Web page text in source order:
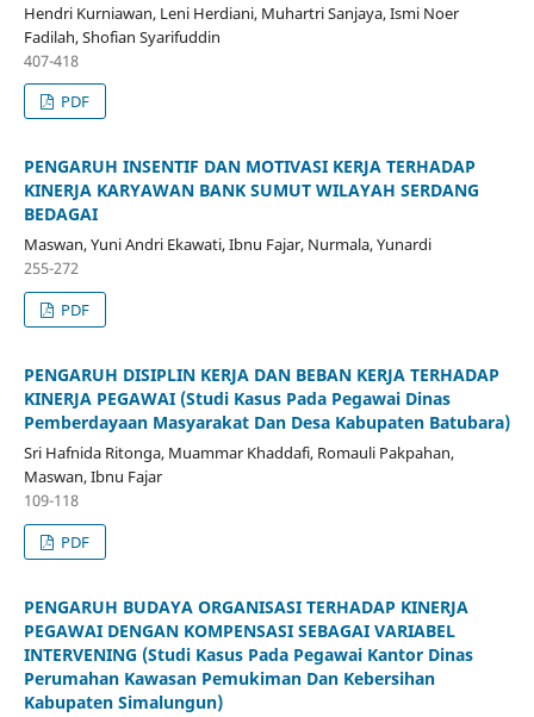
Hendri Kurniawan, Leni Herdiani, Muhartri Sanjaya, Ismi Noer
Fadilah, Shofian Syarifuddin
407-418
PDF
PENGARUH INSENTIF DAN MOTIVASI KERJA TERHADAP
KINERJA KARYAWAN BANK SUMUT WILAYAH SERDANG
BEDAGAI
Maswan, Yuni Andri Ekawati, Ibnu Fajar, Nurmala, Yunardi
255-272
PDF
PENGARUH DISIPLIN KERJA DAN BEBAN KERJA TERHADAP
KINERJA PEGAWAI (Studi Kasus Pada Pegawai Dinas
Pemberdayaan Masyarakat Dan Desa Kabupaten Batubara)
Sri Hafnida Ritonga, Muammar Khaddafi, Romauli Pakpahan,
Maswan, Ibnu Fajar
109-118
PDF
PENGARUH BUDAYA ORGANISASI TERHADAP KINERJA
PEGAWAI DENGAN KOMPENSASI SEBAGAI VARIABEL
INTERVENING (Studi Kasus Pada Pegawai Kantor Dinas
Perumahan Kawasan Pemukiman Dan Kebersihan
Kabupaten Simalungun)